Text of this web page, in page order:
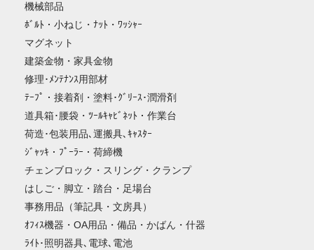
機械部品
ﾎﾞﾙﾄ・小ねじ・ﾅｯﾄ・ﾜｯｼｬｰ
マグネット
建築金物・家具金物
修理･ﾒﾝﾃﾅﾝｽ用部材
ﾃｰﾌﾟ・接着剤・塗料･ｸﾞﾘｰｽ･潤滑剤
道具箱･腰袋・ﾂｰﾙｷｬﾋﾞﾈｯﾄ・作業台
荷造･包装用品､運搬具､ｷｬｽﾀｰ
ｼﾞｬｯｷ・ﾌﾟｰﾗｰ・荷締機
チェンブロック・スリング・クランプ
はしご・脚立・踏台・足場台
事務用品（筆記具・文房具）
ｵﾌｨｽ機器・OA用品・備品・かばん・什器
ﾗｲﾄ･照明器具､電球､電池